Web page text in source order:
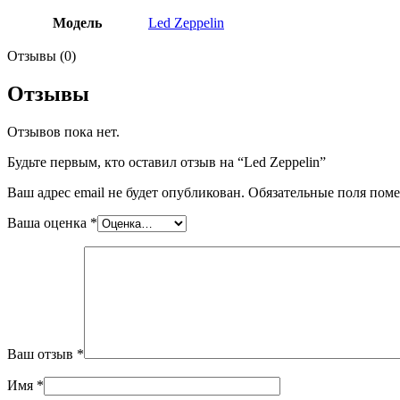
Модель Led Zeppelin
Отзывы (0)
Отзывы
Отзывов пока нет.
Будьте первым, кто оставил отзыв на “Led Zeppelin”
Ваш адрес email не будет опубликован. Обязательные поля
Ваша оценка *
Ваш отзыв *
Имя *